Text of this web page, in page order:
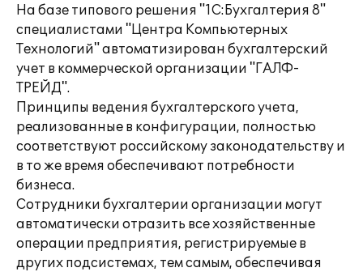
На базе типового решения "1С:Бухгалтерия 8"
специалистами "Центра Компьютерных
Технологий" автоматизирован бухгалтерский
учет в коммерческой организации "ГАЛФ-
ТРЕЙД".
Принципы ведения бухгалтерского учета,
реализованные в конфигурации, полностью
соответствуют российскому законодательству и
в то же время обеспечивают потребности
бизнеса.
Сотрудники бухгалтерии организации могут
автоматически отразить все хозяйственные
операции предприятия, регистрируемые в
других подсистемах, тем самым, обеспечивая